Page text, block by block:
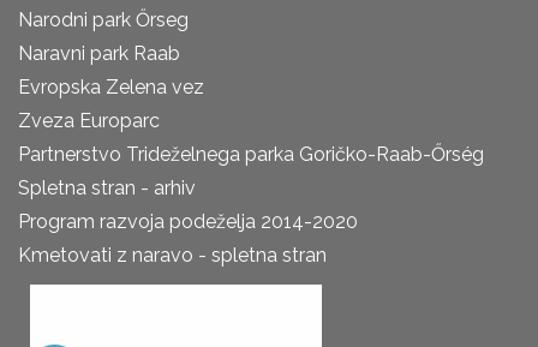
Narodni park Őrseg
Naravni park Raab
Evropska Zelena vez
Zveza Europarc
Partnerstvo Trideželnega parka Goričko-Raab-Őrség
Spletna stran - arhiv
Program razvoja podeželja 2014-2020
Kmetovati z naravo - spletna stran